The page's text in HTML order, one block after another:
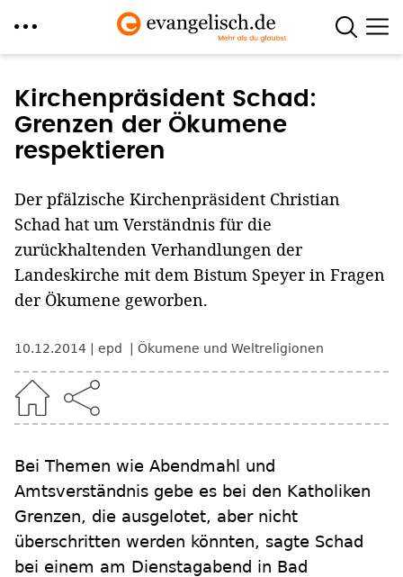
zum
Inhalt
Kirchenpräsident Schad:
Grenzen der Ökumene
respektieren
Der pfälzische Kirchenpräsident Christian
Schad hat um Verständnis für die
zurückhaltenden Verhandlungen der
Landeskirche mit dem Bistum Speyer in Fragen
der Ökumene geworben.
10.12.2014 epd Ökumene und Weltreligionen
Bei Themen wie Abendmahl und
Amtsverständnis gebe es bei den Katholiken
Grenzen, die ausgelotet, aber nicht
überschritten werden könnten, sagte Schad
bei einem am Dienstagabend in Bad